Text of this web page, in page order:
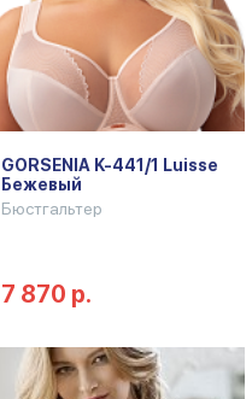
GORSENIA K-441/1 Luisse
Бежевый
Бюстгальтер
7 870 р.